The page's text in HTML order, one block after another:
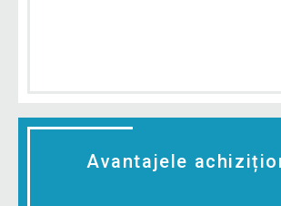
Avantajele